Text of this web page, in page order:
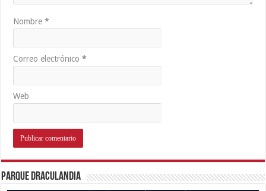
Nombre*
Correo electrónico*
Web
Parque Draculandia